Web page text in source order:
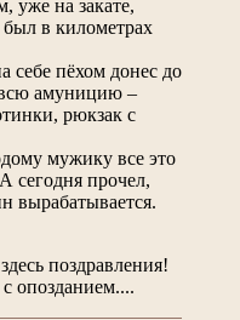
уже на закате,
был в километрах
себе пёхом донес до
всю амуницию –
рюкзак с
мужику все это
прочел,
вырабатывается.
поздравления!
опозданием....